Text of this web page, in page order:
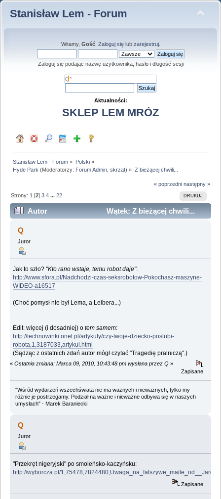
Stanisław Lem - Forum
Witamy, Gość. Zaloguj sięlub zarejestruj.
Zaloguj się podając nazwę użytkownika, hasło i długość sesji
Aktualności:
SKLEP LEM MRÓZ
Stanisław Lem - Forum » Polski»
Hyde Park (Moderatorzy: Forum Admin ,skrzat) » Z bieżącej chwili...
« poprzedni następny »
DRUKUJ
Strony: 1 [2]3 4 ...22
Autor
Wątek: Z bieżącej chwili...
(Przeczytany 568842 razy)
Q
Juror
Jak to szło? "Kto rano wstaje, temu robot daje":
http://www.sfora.pl/Nadchodzi-czas-seksrobotow-Pokochasz-maszyne-
WIDEO-a16517
(Choć pomysł nie był Lema, a Leibera...)
Edit: więcej (i dosadniej) otem samem:
http://technowinki.onet.pl/artykuly/czy-twoje-dziecko-poslubi-
robota,1,3187033,artykul.html
(Sądząc z ostatnich zdań autor mógł czytać "Tragedię pralniczą".)
« Ostatnia zmiana: Marca 09, 2010, 10:43:48 pm wysłana przez Q »
Zapisane
"Wśród wydarzeń wszechświata nie ma ważnych i nieważnych, tylko my
różnie je postrzegamy. Podział na ważne i nieważne odbywa się w naszych
umysłach" - Marek Baraniecki
Q
Juror
"Przekręt nigeryjski" po smoleńsko-kaczyńsku:
http://wyborcza.pl/
Zapisane